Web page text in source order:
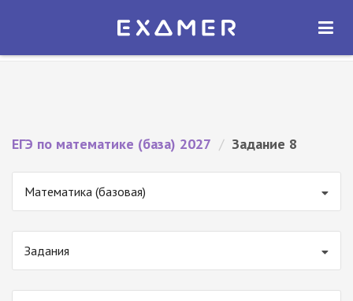
Экзамер — ЕГЭ 2027
ОТКРЫТЬ
ЕГЭ по математике (база) 2027 / Задание 8
Математика (базовая)
Задания